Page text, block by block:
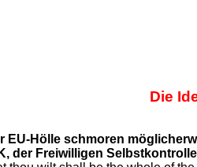
Die
EU-Hölle schmoren
der Freiwilligen